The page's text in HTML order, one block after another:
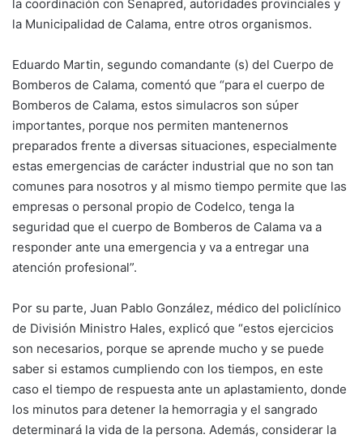
la coordinación con Senapred, autoridades provinciales y
la Municipalidad de Calama, entre otros organismos.
Eduardo Martin, segundo comandante (s) del Cuerpo de
Bomberos de Calama, comentó que “para el cuerpo de
Bomberos de Calama, estos simulacros son súper
importantes, porque nos permiten mantenernos
preparados frente a diversas situaciones, especialmente
estas emergencias de carácter industrial que no son tan
comunes para nosotros y al mismo tiempo permite que las
empresas o personal propio de Codelco, tenga la
seguridad que el cuerpo de Bomberos de Calama va a
responder ante una emergencia y va a entregar una
atención profesional”.
Por su parte, Juan Pablo González, médico del policlínico
de División Ministro Hales, explicó que “estos ejercicios
son necesarios, porque se aprende mucho y se puede
saber si estamos cumpliendo con los tiempos, en este
caso el tiempo de respuesta ante un aplastamiento, donde
los minutos para detener la hemorragia y el sangrado
determinará la vida de la persona. Además, considerar la